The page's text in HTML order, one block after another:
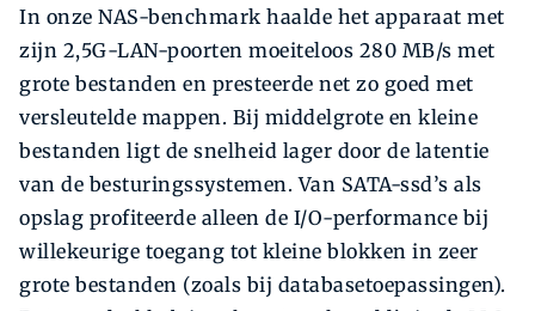
In onze NAS-benchmark haalde het apparaat met
zijn 2,5G-LAN-poorten moeiteloos 280 MB/s met
grote bestanden en presteerde net zo goed met
versleutelde mappen. Bij middelgrote en kleine
bestanden ligt de snelheid lager door de latentie
van de besturingssystemen. Van SATA-ssd’s als
opslag profiteerde alleen de I/O-performance bij
willekeurige toegang tot kleine blokken in zeer
grote bestanden (zoals bij databasetoepassingen).